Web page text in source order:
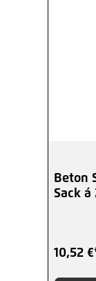
Beton
Sack á
10,52